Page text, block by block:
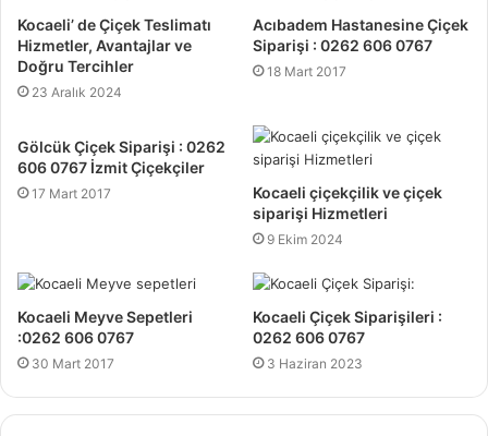
s
i
Kocaeli’ de Çiçek Teslimatı
Hizmetler, Avantajlar ve
Doğru Tercihler
23 Aralık 2024
Acıbadem Hastanesine Çiçek
Siparişi : 0262 606 0767
18 Mart 2017
Gölcük Çiçek Siparişi : 0262
606 0767 İzmit Çiçekçiler
17 Mart 2017
Kocaeli çiçekçilik ve çiçek
siparişi Hizmetleri
9 Ekim 2024
Kocaeli Meyve Sepetleri
:0262 606 0767
30 Mart 2017
Kocaeli Çiçek Siparişileri :
0262 606 0767
3 Haziran 2023